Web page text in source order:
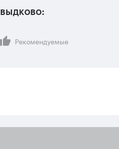
Рекомендуемые